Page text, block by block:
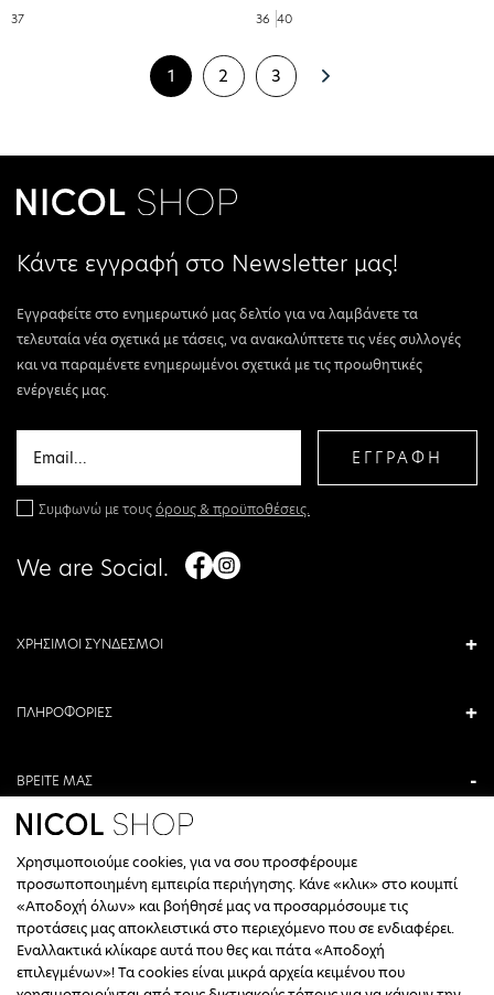
37 36 40
1 2 3
Κάντε εγγραφή στο Newsletter μας!
Εγγραφείτε στο ενημερωτικό μας δελτίο για να λαμβάνετε τα
τελευταία νέα σχετικά με τάσεις, να ανακαλύπτετε τις νέες συλλογές
και να παραμένετε ενημερωμένοι σχετικά με τις προωθητικές
ενέργειές μας.
ΕΓΓΡΑΦΗ
Συμφωνώ με τουςόρους & προϋποθέσεις.
We are Social.
ΧΡΗΣΙΜΟΙ ΣΥΝΔΕΣΜΟΙ
ΠΛΗΡΟΦΟΡΙΕΣ
ΒΡΕΙΤΕ ΜΑΣ
ΑΝΤΩΝΙΟΥ ΚΑΜΑΡΑ 3, ΒΕΡΟΙΑ, ΕΛΛΑΔΑ
+30 23310 76336
ΩΡΑΡΙΟ ΤΗΛΕΦΩΝΙΚΟΥ ΚΕΝΤΡΟΥ
ΔΕΥΤΕΡΑ, ΤΕΤΑΡΤΗ: 09:00 - 14:30
ΤΡΙΤΗ, ΠΕΜΠΤΗ, ΠΑΡΑΣΚΕΥΗ: 09:30 - 14:00 & 17:30 - 21:00
Χρησιμοποιούμε cookies, για να σου προσφέρουμε
προσωποποιημένη εμπειρία περιήγησης. Κάνε «κλικ» στο κουμπί
«Αποδοχή όλων» και βοήθησέ μας να προσαρμόσουμε τις
προτάσεις μας αποκλειστικά στο περιεχόμενο που σε ενδιαφέρει.
Εναλλακτικά κλίκαρε αυτά που θες και πάτα «Αποδοχή
επιλεγμένων»! Τα cookies είναι μικρά αρχεία κειμένου που